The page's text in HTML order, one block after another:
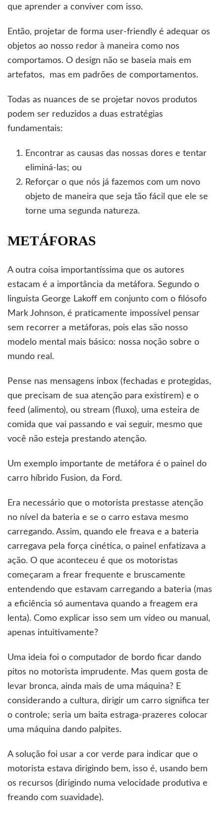
que aprender a conviver com isso.
Então, projetar de forma user-friendly é adequar os
objetos ao nosso redor à maneira como nos
comportamos. O design não se baseia mais em
artefatos, mas em padrões de comportamentos.
Todas as nuances de se projetar novos produtos
podem ser reduzidos a duas estratégias
fundamentais:
Encontrar as causas das nossas dores e tentar
eliminá-las; ou
Reforçar o que nós já fazemos com um novo
objeto de maneira que seja tão fácil que ele se
torne uma segunda natureza.
METÁFORAS
A outra coisa importantíssima que os autores
estacam é a importância da metáfora. Segundo o
linguista George Lakoff em conjunto com o filósofo
Mark Johnson, é praticamente impossível pensar
sem recorrer a metáforas, pois elas são nosso
modelo mental mais básico: nossa noção sobre o
mundo real.
Pense nas mensagens inbox (fechadas e protegidas,
que precisam de sua atenção para existirem) e o
feed (alimento), ou stream (fluxo), uma esteira de
comida que vai passando e vai seguir, mesmo que
você não esteja prestando atenção.
Um exemplo importante de metáfora é o painel do
carro híbrido Fusion, da Ford.
Era necessário que o motorista prestasse atenção
no nível da bateria e se o carro estava mesmo
carregando. Assim, quando ele freava e a bateria
carregava pela força cinética, o painel enfatizava a
ação. O que aconteceu é que os motoristas
começaram a frear frequente e bruscamente
entendendo que estavam carregando a bateria (mas
a eficiência só aumentava quando a freagem era
lenta). Como explicar isso sem um vídeo ou manual,
apenas intuitivamente?
Uma ideia foi o computador de bordo ficar dando
pitos no motorista imprudente. Mas quem gosta de
levar bronca, ainda mais de uma máquina? E
considerando a cultura, dirigir um carro significa ter
o controle; seria um baita estraga-prazeres colocar
uma máquina dando palpites.
A solução foi usar a cor verde para indicar que o
motorista estava dirigindo bem, isso é, usando bem
os recursos (dirigindo numa velocidade produtiva e
freando com suavidade).